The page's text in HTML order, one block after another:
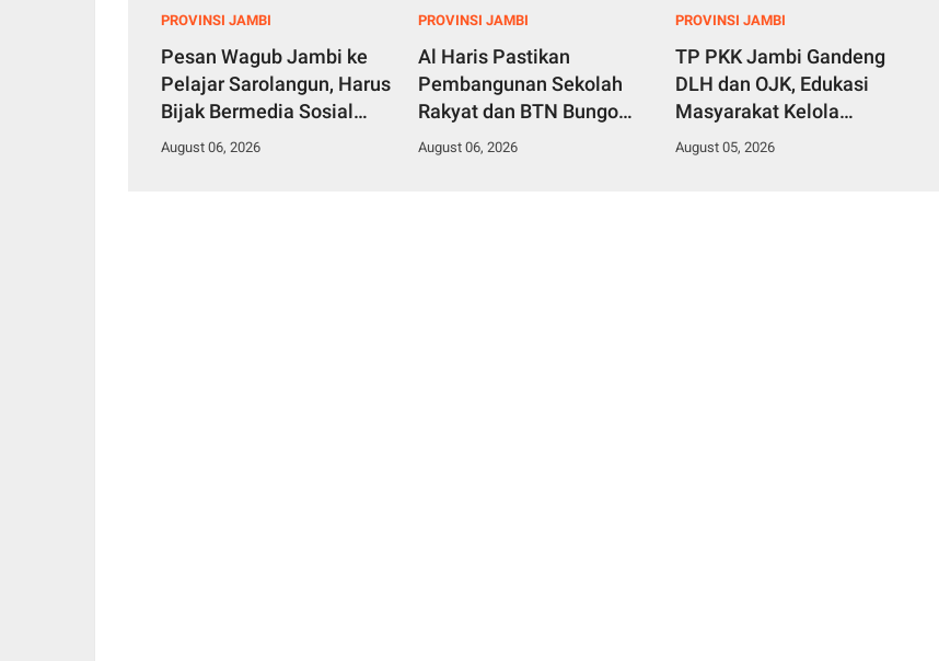
PROVINSI JAMBI
Pesan Wagub Jambi ke
Pelajar Sarolangun, Harus
Bijak Bermedia Sosial
untuk Cegah Radikalisme
August 06, 2026
PROVINSI JAMBI
Al Haris Pastikan
Pembangunan Sekolah
Rakyat dan BTN Bungo
Green City Beri Manfaat
August 06, 2026
PROVINSI JAMBI
TP PKK Jambi Gandeng
DLH dan OJK, Edukasi
Masyarakat Kelola
Sampah hingga Hindari
August 05, 2026